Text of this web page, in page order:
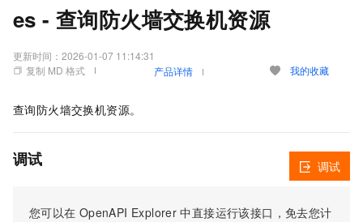
es - 查询防火墙交换机资源
更新时间： 2026-01-07 11:14:31
复制 MD 格式
产品详情 我的收藏
查询防火墙交换机资源。
调试
您可以在 OpenAPI Explorer 中直接运行该接口，免去您计
调试